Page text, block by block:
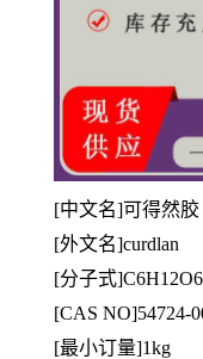
[中文名]可得然胶
[外文名]curdlan
[分子式]C6H12O6
[CAS NO]54724-
[最小订量]1kg